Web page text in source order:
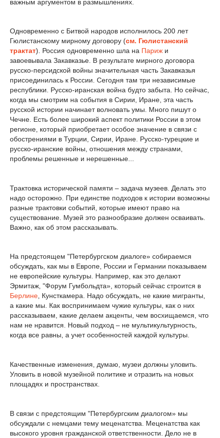
важным аргументом в размышлениях.
Одновременно с Битвой народов исполнилось 200 лет
Гюлистанскому мирному договору (см. Гюлистанский
трактат). Россия одновременно шла на Париж и
завоевывала Закавказье. В результате мирного договора
русско-персидской войны значительная часть Закавказья
присоединилась к России. Сегодня там три независимые
республики. Русско-иранская война будто забыта. Но сейчас,
когда мы смотрим на события в Сирии, Иране, эта часть
русской истории начинает волновать умы. Много пишут о
Чечне. Есть более широкий аспект политики России в этом
регионе, который приобретает особое значение в связи с
обострениями в Турции, Сирии, Иране. Русско-турецкие и
русско-иранские войны, отношения между странами,
проблемы решенные и нерешенные...
Трактовка исторической памяти – задача музеев. Делать это
надо осторожно. При единстве подходов к истории возможны
разные трактовки событий, которые имеют право на
существование. Музей это разнообразие должен осваивать.
Важно, как об этом рассказывать.
На предстоящем "Петербургском диалоге» собираемся
обсуждать, как мы в Европе, России и Германии показываем
не европейские культуры. Например, как это делают
Эрмитаж, "Форум Гумбольдта», который сейчас строится в
Берлине, Кунсткамера. Надо обсуждать, не какие мигранты,
а какие мы. Как воспринимаем чужие культуры, как о них
рассказываем, какие делаем акценты, чем восхищаемся, что
нам не нравится. Новый подход – не мультикультурность,
когда все равны, а учет особенностей каждой культуры.
Качественные изменения, думаю, музеи должны уловить.
Уловить в новой музейной политике и отразить на новых
площадях и пространствах.
В связи с предстоящим "Петербургским диалогом» мы
обсуждали с немцами тему меценатства. Меценатства как
высокого уровня гражданской ответственности. Дело не в